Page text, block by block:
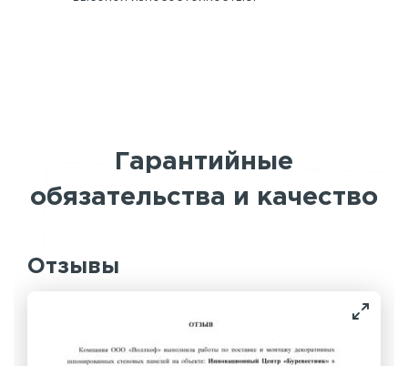
Гарантийные
обязательства и качество
Отзывы